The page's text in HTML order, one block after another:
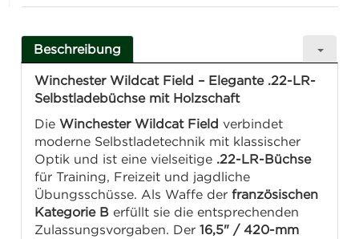
Beschreibung
Winchester Wildcat Field – Elegante .22-LR-
Selbstladebüchse mit Holzschaft
DieWinchester Wildcat Field verbindet
moderne Selbstladetechnik mit klassischer
Optik und ist eine vielseitige .22-LR-Büchse
für Training, Freizeit und jagdliche
Übungsschüsse. Als Waffe derfranzösischen
Kategorie B erfüllt sie die entsprechenden
Zulassungsvorgaben. Der16,5" / 420-mm